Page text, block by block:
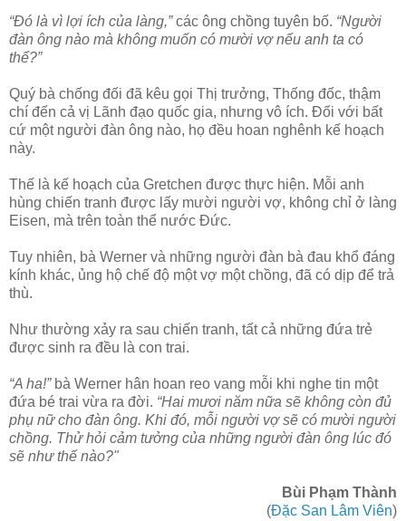
“Đó là vì lợi ích của làng,”các ông chồng tuyên bố. “Người
đàn ông nào mà không muốn có mười vợ nếu anh ta có
thể?”
Quý bà chống đối đã kêu gọi Thị trưởng, Thống đốc, thậm
chí đến cả vị Lãnh đạo quốc gia, nhưng vô ích. Đối với bất
cứ một người đàn ông nào, họ đều hoan nghênh kế hoạch
này.
Thế là kế hoạch của Gretchen được thực hiện. Mỗi anh
hùng chiến tranh được lấy mười người vợ, không chỉ ở làng
Eisen, mà trên toàn thể nước Đức.
Tuy nhiên, bà Werner và những người đàn bà đau khổ đáng
kính khác, ủng hộ chế độ một vợ một chồng, đã có dịp để trả
thù.
Như thường xảy ra sau chiến tranh, tất cả những đứa trẻ
được sinh ra đều là con trai.
“A ha!”bà Werner hân hoan reo vang mỗi khi nghe tin một
đứa bé trai vừa ra đời. “Hai mươi năm nữa sẽ không còn đủ
phụ nữ cho đàn ông. Khi đó, mỗi người vợ sẽ có mười người
chồng. Thử hỏi cảm tưởng của những người đàn ông lúc đó
sẽ như thế nào?"
Bùi Phạm Thành
(Đặc San Lâm Viên)